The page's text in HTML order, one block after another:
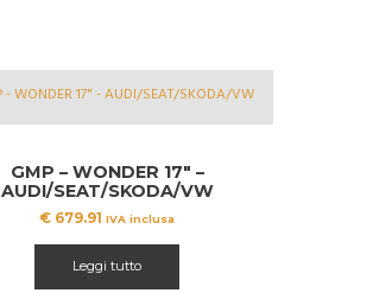
GMP – WONDER 17″ –
AUDI/SEAT/SKODA/VW
€ 679.91 IVA inclusa
Leggi tutto